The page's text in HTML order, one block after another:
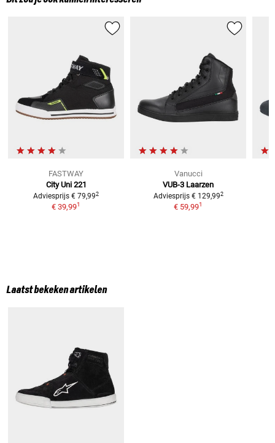
FASTWAY
City Uni 221
Adviesprijs € 79,992
€ 39,991
Vanucci
VUB-3 Laarzen
Adviesprijs € 129,992
€ 59,991
Laatst bekeken artikelen